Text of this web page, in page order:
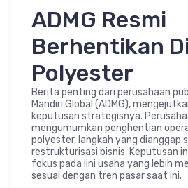
ADMG Resmi
Berhentikan
Polyester
Berita penting dari perusahaan
Mandiri Global (ADMG),
keputusan strategisnya.
mengumumkan penghentian
polyester, langkah yang dianggap
restrukturisasi bisnis. Keputusan
fokus pada lini usaha yang lebih
sesuai dengan tren pasar saat ini.